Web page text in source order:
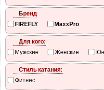
Бренд
FIREFLY
MaxxPro
Для кого:
Мужские
Женские
Стиль катания:
Фитнес